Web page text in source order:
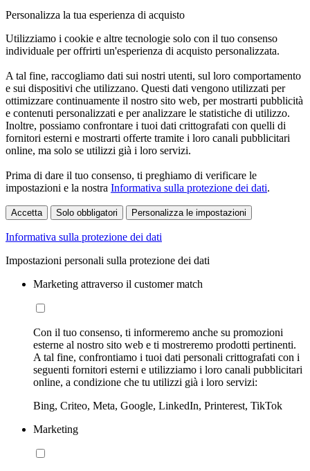
Personalizza la tua esperienza di acquisto
Utilizziamo i cookie e altre tecnologie solo con il tuo consenso
individuale per offrirti un'esperienza di acquisto personalizzata.
A tal fine, raccogliamo dati sui nostri utenti, sul loro comportamento
e sui dispositivi che utilizzano. Questi dati vengono utilizzati per
ottimizzare continuamente il nostro sito web, per mostrarti pubblicità
e contenuti personalizzati e per analizzare le statistiche di utilizzo.
Inoltre, possiamo confrontare i tuoi dati crittografati con quelli di
fornitori esterni e mostrarti offerte tramite i loro canali pubblicitari
online, ma solo se utilizzi già i loro servizi.
Prima di dare il tuo consenso, ti preghiamo di verificare le
impostazioni e la nostra Informativa sulla protezione dei dati.
Accetta Solo obbligatori Personalizza le impostazioni
Informativa sulla protezione dei dati
Impostazioni personali sulla protezione dei dati
Marketing attraverso il customer match
Con il tuo consenso, ti informeremo anche su promozioni
esterne al nostro sito web e ti mostreremo prodotti pertinenti.
A tal fine, confrontiamo i tuoi dati personali crittografati con i
seguenti fornitori esterni e utilizziamo i loro canali pubblicitari
online, a condizione che tu utilizzi già i loro servizi:
Bing, Criteo, Meta, Google, LinkedIn, Printerest, TikTok
Marketing